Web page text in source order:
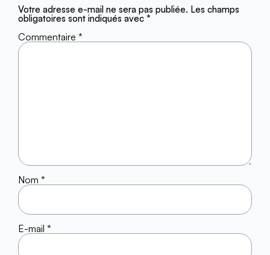
Votre adresse e-mail ne sera pas publiée. Les champs
obligatoires sont indiqués avec *
Commentaire *
Nom *
E-mail *